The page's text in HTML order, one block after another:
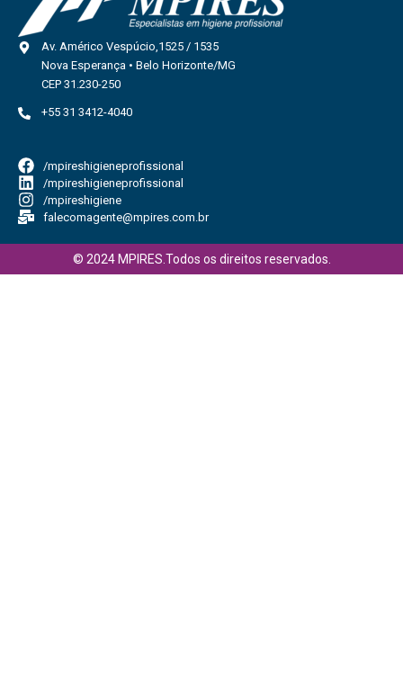
Av. Américo Vespúcio,1525 / 1535
Nova Esperança • Belo Horizonte/MG
CEP 31.230-250
+55 31 3412-4040
/mpireshigieneprofissional
/mpireshigieneprofissional
/mpireshigiene
falecomagente@mpires.com.br
© 2024 MPIRES.Todos os direitos reservados.